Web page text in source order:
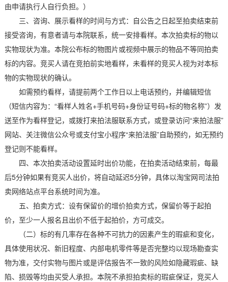
由申请执行人自行负担。）
三、咨询、展示看样的时间与方式：自公告之日起至拍卖结束前
接受咨询，有意者请与本院联系，统一安排看样。本次拍卖标的物以
实物现状为准。本院公布标的物图片或视频中展示的物品不等同拍卖
标的内容。竞买人请在竞拍前实地看样，未看样的竞买人视为对本标
物的实物现状的确认。
如需预约看样，请提前两个工作日以上电话预约，并编辑短信
（短信内容为：“看样人姓名+手机号码+身份证号码+标的物名称”）发
送至作为看样登记，或拨打来拍法服联系方式，或登录访问“来拍法服”
网站、关注微信公众号或支付宝小程序“来拍法服”自助预约，如无预约
登记则不能看样。
四、本次拍卖活动设置延时出价功能，在拍卖活动结束前，每最
后5分钟如果有竞买人出价，将自动延迟5分钟，具体以淘宝网司法拍
卖网络站点平台系统时间为准。
五、拍卖方式：设有保留价的增价拍卖方式，保留价等于起拍
价，至少一人报名且出价不低于起拍价，方可成交。
（二）标的有几率存在各种不可抗力的因素产生的瑕疵和变化，
具体使用状况、新旧程度、内部电机零件等是否完整均以现场勘查实
物为准，交付实物与图片或是评估报告不一致的风险如隐藏瑕疵、缺
陷、损毁等均由买受人承担。本院不承担拍卖标的瑕疵保证，竞买人